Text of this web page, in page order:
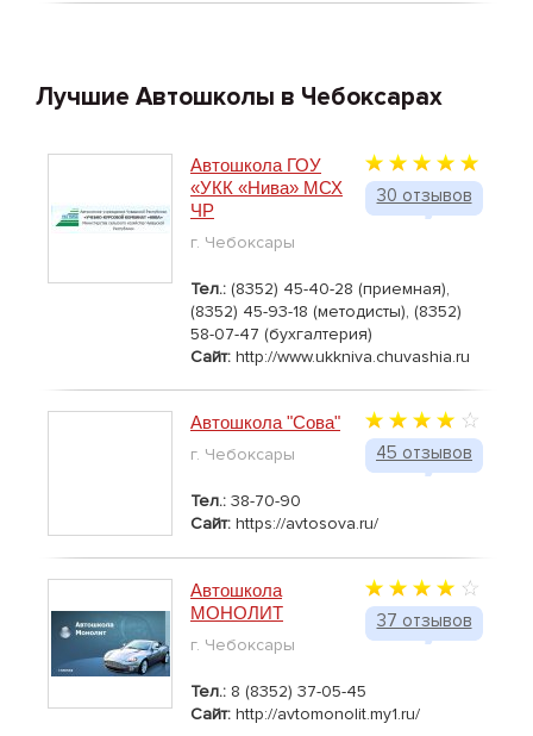
Лучшие Автошколы в Чебоксарах
30 отзывов
Автошкола ГОУ
«УКК «Нива» МСХ
ЧР
г. Чебоксары
Тел.: (8352) 45-40-28 (приемная),
(8352) 45-93-18 (методисты), (8352)
58-07-47 (бухгалтерия)
Сайт: http://www.ukkniva.chuvashia.ru
45 отзывов
Автошкола "Сова"
г. Чебоксары
Тел.: 38-70-90
Сайт: https://avtosova.ru/
37 отзывов
Автошкола
МОНОЛИТ
г. Чебоксары
Тел.: 8 (8352) 37-05-45
Сайт: http://avtomonolit.my1.ru/